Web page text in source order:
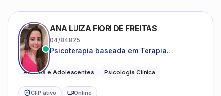
ANA LUIZA FIORI DE FREITAS
04/84825
Psicoterapia baseada em Terapia
Adultos e Adolescentes Psicologia Clínica
CRP ativo Online